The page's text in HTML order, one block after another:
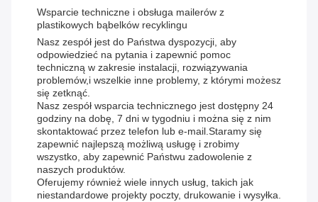
Wsparcie techniczne i obsługa mailerów z
plastikowych bąbelków recyklingu
Nasz zespół jest do Państwa dyspozycji, aby
odpowiedzieć na pytania i zapewnić pomoc
techniczną w zakresie instalacji, rozwiązywania
problemów,i wszelkie inne problemy, z którymi możesz
się zetknąć.
Nasz zespół wsparcia technicznego jest dostępny 24
godziny na dobę, 7 dni w tygodniu i można się z nim
skontaktować przez telefon lub e-mail.Staramy się
zapewnić najlepszą możliwą usługę i zrobimy
wszystko, aby zapewnić Państwu zadowolenie z
naszych produktów.
Oferujemy również wiele innych usług, takich jak
niestandardowe projekty poczty, drukowanie i wysyłka.